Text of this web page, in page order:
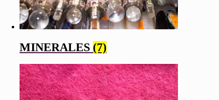
MINERALES (7)